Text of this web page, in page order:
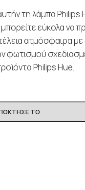
τη λάμπα Philips
εύκολα να
ατμόσφαιρα
φωτισμού
Philips Hue.
ΤΟ